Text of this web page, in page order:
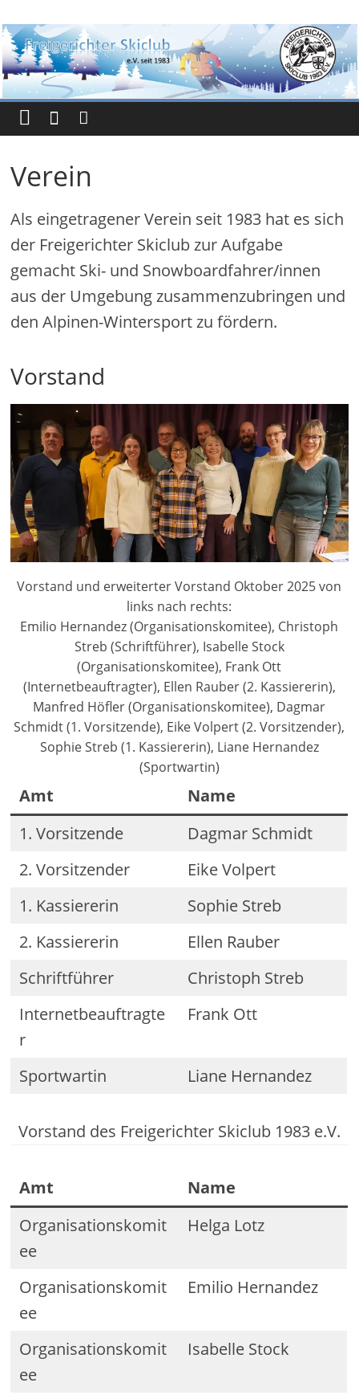
Inhalt
springen
Freigerichter
Skiclub
e.
V.
1983
Verein
Als eingetragener Verein seit 1983 hat es sich
der Freigerichter Skiclub zur Aufgabe
gemacht Ski- und Snowboardfahrer/innen
aus der Umgebung zusammenzubringen und
den Alpinen-Wintersport zu fördern.
Vorstand
Vorstand und erweiterter Vorstand Oktober 2025 von
links nach rechts:
Emilio Hernandez (Organisationskomitee), Christoph
Streb (Schriftführer), Isabelle Stock
(Organisationskomitee), Frank Ott
(Internetbeauftragter), Ellen Rauber (2. Kassiererin),
Manfred Höfler (Organisationskomitee), Dagmar
Schmidt (1. Vorsitzende), Eike Volpert (2. Vorsitzender),
Sophie Streb (1. Kassiererin), Liane Hernandez
(Sportwartin)
Amt
Name
1. Vorsitzende
Dagmar Schmidt
2. Vorsitzender
Eike Volpert
1. Kassiererin
Sophie Streb
2. Kassiererin
Ellen Rauber
Schriftführer
Christoph Streb
Internetbeauftragte
r
Frank Ott
Sportwartin Liane Hernandez
Vorstand des Freigerichter Skiclub 1983 e.V.
Amt
Name
Organisationskomit
ee
Helga Lotz
Organisationskomit
ee
Emilio Hernandez
Organisationskomit
ee
Isabelle Stock